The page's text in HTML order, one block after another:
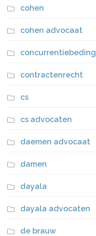
cohen
cohen advocaat
concurrentiebeding
contractenrecht
cs
cs advocaten
daemen advocaat
damen
dayala
dayala advocaten
de brauw